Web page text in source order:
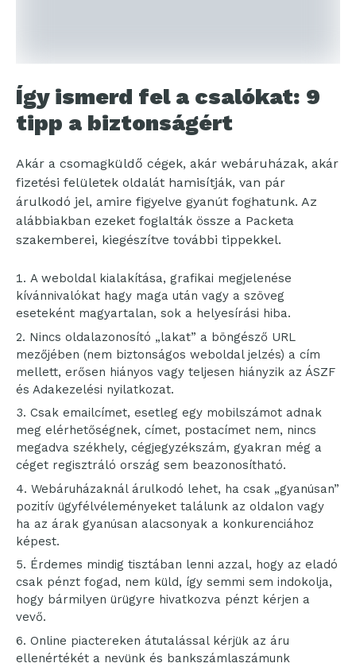
Így ismerd fel a csalókat: 9
tipp a biztonságért
Akár a csomagküldő cégek, akár webáruházak, akár
fizetési felületek oldalát hamisítják, van pár
árulkodó jel, amire figyelve gyanút foghatunk. Az
alábbiakban ezeket foglalták össze a Packeta
szakemberei, kiegészítve további tippekkel.
A weboldal kialakítása, grafikai megjelenése
kívánnivalókat hagy maga után vagy a szöveg
eseteként magyartalan, sok a helyesírási hiba.
Nincs oldalazonosító „lakat” a böngésző URL
mezőjében (nem biztonságos weboldal jelzés) a cím
mellett, erősen hiányos vagy teljesen hiányzik az ÁSZF
és Adakezelési nyilatkozat.
Csak emailcímet, esetleg egy mobilszámot adnak
meg elérhetőségnek, címet, postacímet nem, nincs
megadva székhely, cégjegyzékszám, gyakran még a
céget regisztráló ország sem beazonosítható.
Webáruházaknál árulkodó lehet, ha csak „gyanúsan”
pozitív ügyfélvéleményeket találunk az oldalon vagy
ha az árak gyanúsan alacsonyak a konkurenciához
képest.
Érdemes mindig tisztában lenni azzal, hogy az eladó
csak pénzt fogad, nem küld, így semmi sem indokolja,
hogy bármilyen ürügyre hivatkozva pénzt kérjen a
vevő.
Online piactereken átutalással kérjük az áru
ellenértékét a nevünk és bankszámlaszámunk